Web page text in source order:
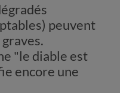
peuvent
"le diable est
encore une